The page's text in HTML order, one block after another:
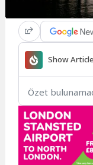
Show
Özet